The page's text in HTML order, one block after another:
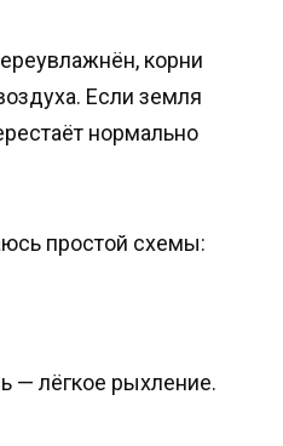
корни
Если земля
нормально
простой схемы:
— лёгкое рыхление.